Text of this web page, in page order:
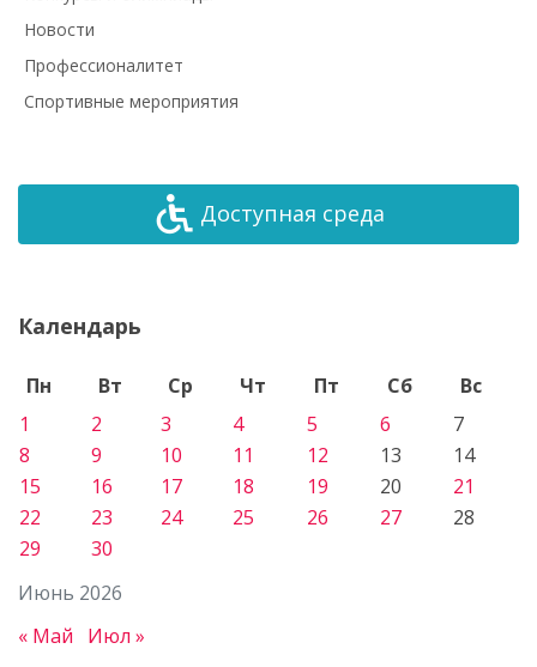
Новости
Профессионалитет
Спортивные мероприятия
Доступная среда
Календарь
Июнь 2026
Пн Вт Ср Чт Пт Сб
Вс
1
2 3 4 5 6
7
8
9 10 11 12 13
14
15
16 17 18 19 20
21
22
23 24 25 26 27
28
29
30
« Май Июл »